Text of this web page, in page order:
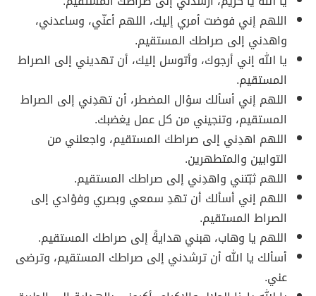
اللهم إني فوضت أمري إليك، اللهم أعنّي، وساعدني،
واهدني إلى صراطك المستقيم.
يا الله إني أرجوك، وأتوسل إليك، أن تهديني إلى الصراط
المستقيم.
اللهم إني أسألك سؤال المضطر، أن تهدِني إلى الصراط
المستقيم، وتنجيني من كل عمل يغضبك.
اللهم اهدِني إلى صراطك المستقيم، واجعلني من
التوابين والمتطهرين.
اللهم ثبّتني واهدِني إلى صراطك المستقيم.
اللهم إني أسألك أن تهدِ سمعي وبصري وفؤادي إلى
الصراط المستقيم.
اللهم يا وهاب، هبني هدايةً إلى صراطك المستقيم.
أسألك يا الله أن ترشدني إلى صراطك المستقيم، وترضى
عني.